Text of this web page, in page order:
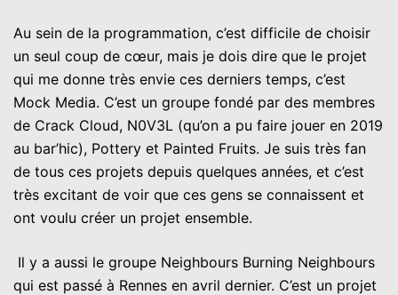
Au sein de la programmation, c’est difficile de choisir
un seul coup de cœur, mais je dois dire que le projet
qui me donne très envie ces derniers temps, c’est
Mock Media. C’est un groupe fondé par des membres
de Crack Cloud, N0V3L (qu’on a pu faire jouer en 2019
au bar’hic), Pottery et Painted Fruits. Je suis très fan
de tous ces projets depuis quelques années, et c’est
très excitant de voir que ces gens se connaissent et
ont voulu créer un projet ensemble.
Il y a aussi le groupe Neighbours Burning Neighbours
qui est passé à Rennes en avril dernier. C’est un projet